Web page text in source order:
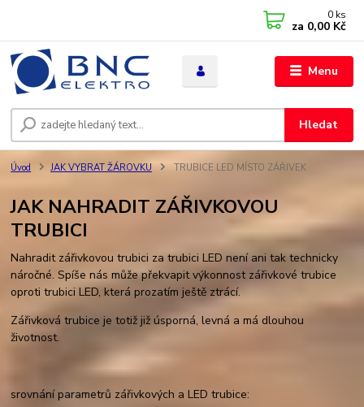
Menu
Hledat
0 ks
za 0,00 Kč
Úvod JAK VYBRAT ŽÁROVKU TRUBICE LED MÍSTO ZÁŘIVEK
JAK NAHRADIT ZÁŘIVKOVOU
TRUBICI
Nahradit zářivkovou trubici za trubici LED není ani tak technicky
náročné. Spíše nás může překvapit výkonnost zářivkové trubice
oproti trubici LED, která prozatím ještě ztrácí.
Zářivková trubice je totiž již úsporná, levná a má dlouhou
životnost.
srovnání parametrů zářivkových a LED trubice: